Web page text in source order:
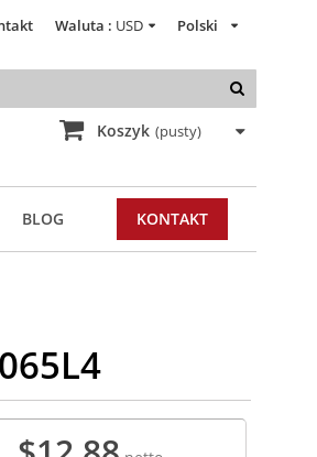
Polski
Waluta : USD
Koszyk (pusty)
BLOG KONTAKT